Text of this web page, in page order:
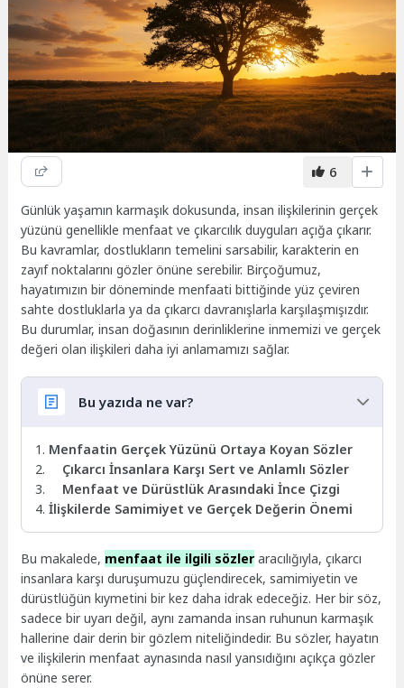
6
Günlük yaşamın karmaşık dokusunda, insan ilişkilerinin gerçek
yüzünü genellikle menfaat ve çıkarcılık duyguları açığa çıkarır.
Bu kavramlar, dostlukların temelini sarsabilir, karakterin en
zayıf noktalarını gözler önüne serebilir. Birçoğumuz,
hayatımızın bir döneminde menfaati bittiğinde yüz çeviren
sahte dostluklarla ya da çıkarcı davranışlarla karşılaşmışızdır.
Bu durumlar, insan doğasının derinliklerine inmemizi ve gerçek
değeri olan ilişkileri daha iyi anlamamızı sağlar.
Bu yazıda ne var?
Menfaatin Gerçek Yüzünü Ortaya Koyan Sözler
Çıkarcı İnsanlara Karşı Sert ve Anlamlı Sözler
Menfaat ve Dürüstlük Arasındaki İnce Çizgi
İlişkilerde Samimiyet ve Gerçek Değerin Önemi
Bu makalede, menfaat ile ilgili sözler aracılığıyla, çıkarcı
insanlara karşı duruşumuzu güçlendirecek, samimiyetin ve
dürüstlüğün kıymetini bir kez daha idrak edeceğiz. Her bir söz,
sadece bir uyarı değil, aynı zamanda insan ruhunun karmaşık
hallerine dair derin bir gözlem niteliğindedir. Bu sözler, hayatın
ve ilişkilerin menfaat aynasında nasıl yansıdığını açıkça gözler
önüne serer.